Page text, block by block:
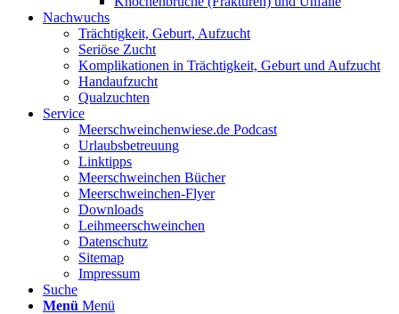
Nachwuchs
Trächtigkeit, Geburt, Aufzucht
Seriöse Zucht
Komplikationen in Trächtigkeit, Geburt und Aufzucht
Handaufzucht
Qualzuchten
Service
Meerschweinchenwiese.de Podcast
Urlaubsbetreuung
Linktipps
Meerschweinchen Bücher
Meerschweinchen-Flyer
Downloads
Leihmeerschweinchen
Datenschutz
Sitemap
Impressum
Suche
Menü Menü